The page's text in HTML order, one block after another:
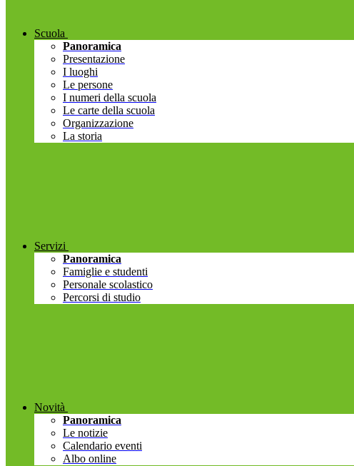
Scuola
Panoramica
Presentazione
I luoghi
Le persone
I numeri della scuola
Le carte della scuola
Organizzazione
La storia
Servizi
Panoramica
Famiglie e studenti
Personale scolastico
Percorsi di studio
Novità
Panoramica
Le notizie
Calendario eventi
Albo online